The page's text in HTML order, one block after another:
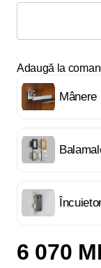
Adaugă la
Mânere
6 070